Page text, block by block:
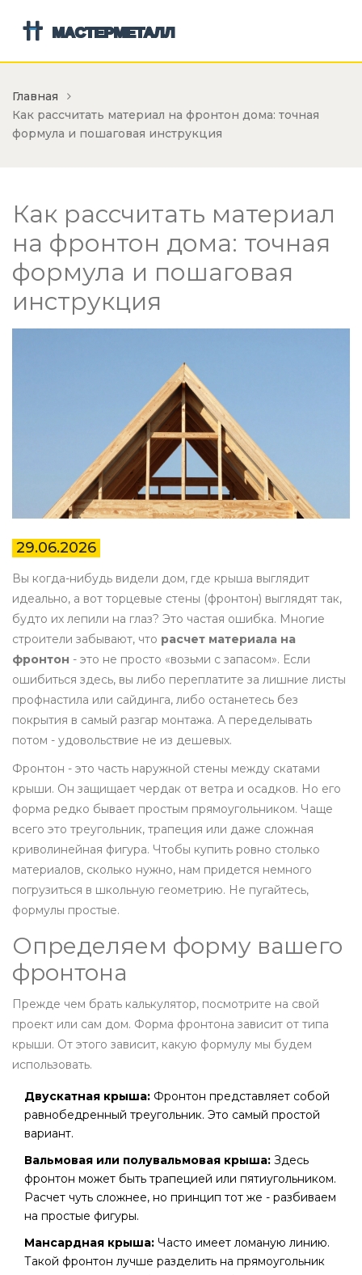
Главная
Как рассчитать материал на фронтон дома: точная
формула и пошаговая инструкция
Как рассчитать материал
на фронтон дома: точная
формула и пошаговая
инструкция
29.06.2026
Вы когда-нибудь видели дом, где крыша выглядит
идеально, а вот торцевые стены (фронтон) выглядят так,
будто их лепили на глаз? Это частая ошибка. Многие
строители забывают, что расчет материала на
фронтон - это не просто «возьми с запасом». Если
ошибиться здесь, вы либо переплатите за лишние листы
профнастила или сайдинга, либо останетесь без
покрытия в самый разгар монтажа. А переделывать
потом - удовольствие не из дешевых.
Фронтон - это часть наружной стены между скатами
крыши. Он защищает чердак от ветра и осадков. Но его
форма редко бывает простым прямоугольником. Чаще
всего это треугольник, трапеция или даже сложная
криволинейная фигура. Чтобы купить ровно столько
материалов, сколько нужно, нам придется немного
погрузиться в школьную геометрию. Не пугайтесь,
формулы простые.
Определяем форму вашего
фронтона
Прежде чем брать калькулятор, посмотрите на свой
проект или сам дом. Форма фронтона зависит от типа
крыши. От этого зависит, какую формулу мы будем
использовать.
Двускатная крыша: Фронтон представляет собой
равнобедренный треугольник. Это самый простой
вариант.
Вальмовая или полувальмовая крыша: Здесь
фронтон может быть трапецией или пятиугольником.
Расчет чуть сложнее, но принцип тот же - разбиваем
на простые фигуры.
Мансардная крыша: Часто имеет ломаную линию.
Такой фронтон лучше разделить на прямоугольник